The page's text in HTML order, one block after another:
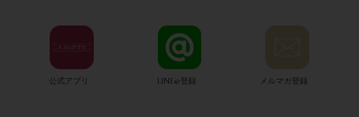
公式アプリ LINE@登録 メルマガ登録